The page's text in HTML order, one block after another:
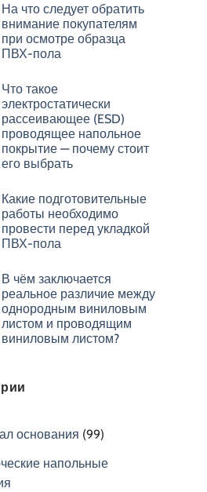
На что следует обратить
внимание покупателям
при осмотре образца
ПВХ-пола
Что такое
электростатически
рассеивающее (ESD)
проводящее напольное
покрытие — почему стоит
его выбрать
Какие подготовительные
работы необходимо
провести перед укладкой
ПВХ-пола
В чём заключается
реальное различие между
однородным виниловым
листом и проводящим
виниловым листом?
основания (99)
напольные